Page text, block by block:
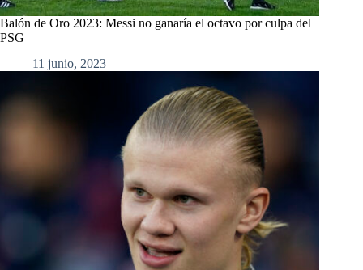
Balón de Oro 2023: Messi no ganaría el octavo por culpa del
PSG
11 junio, 2023